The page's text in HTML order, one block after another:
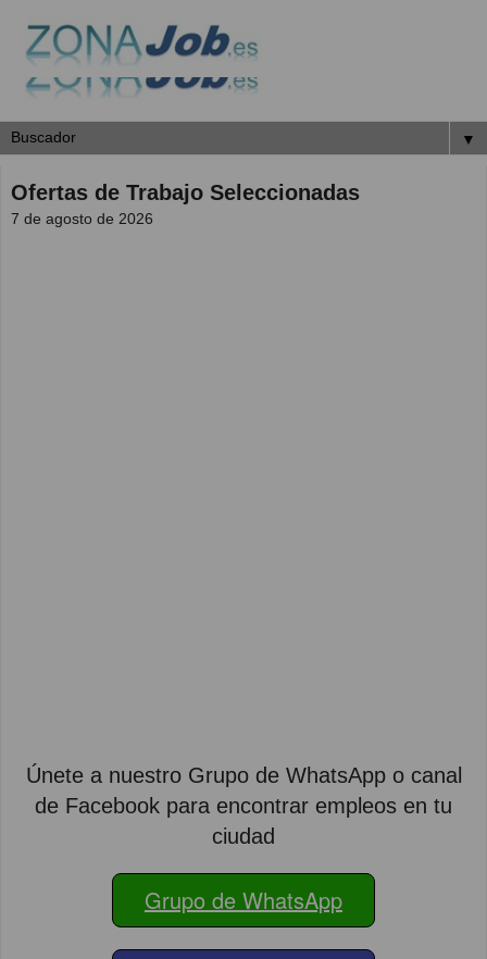
▼
Ofertas de Trabajo Seleccionadas
7 de agosto de 2026
Únete a nuestro Grupo de WhatsApp o canal
de Facebook para encontrar empleos en tu
ciudad
Grupo de WhatsApp